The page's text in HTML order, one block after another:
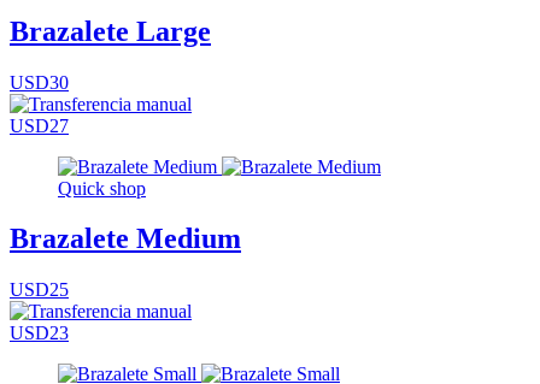
Brazalete Large
USD30
USD27
Quick shop
Brazalete Medium
USD25
USD23